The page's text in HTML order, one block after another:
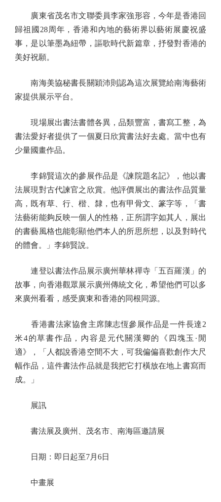
廣東省茂名市文聯委員李家強形容，今年是香港回
歸祖國28周年，香港和內地的藝術界以藝術展慶祝盛
事，是以筆墨為紐帶，謳歌時代新篇章，抒發對香港的
美好祝願。
南海美協秘書長關穎沛則認為這次展覽給南海藝術
家提供展示平台。
現場展出書法書體各異，品類豐富，書寫工整，為
書法愛好者提供了一個夏日欣賞書法好去處。當中也有
少量國畫作品。
李錦賢這次的參展作品是《諫院題名記》，他以書
法展現對古代諫官之欣賞。他評價展出的書法作品質量
高，既有草、行、楷、隸，也有甲骨文、篆字等，「書
法藝術能夠反映一個人的性格，正所謂字如其人，展出
的書藝風格也能彰顯他們本人的所思所想，以及對時代
的體會。」李錦賢說。
連登以書法作品展示廣州華林禪寺「五百羅漢」的
故事，向香港觀眾展示廣州傳統文化，希望他們可以多
來廣州看看，感受廣東和香港的同根同源。
香港書法家協會主席陳志恆參展作品是一件長達2
米4的草書作品，內容是元代關漢卿的《四塊玉·閒
適》，「人都說香港空間不大，可我偏偏喜歡創作大尺
幅作品，這件書法作品就是我把它打橫放在地上書寫而
成。」
展訊
書法展及廣州、茂名市、南海區邀請展
日期：即日起至7月6日
中畫展